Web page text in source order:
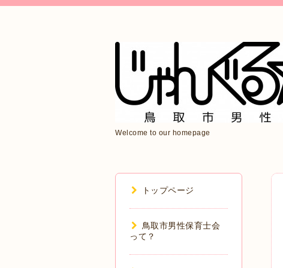
Welcome to our homepage
トップページ
鳥取市男性保育士会
って？